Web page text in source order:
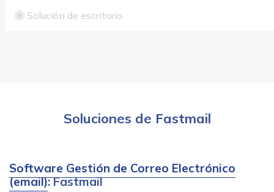
Solución de escritorio
Soluciones de Fastmail
Software Gestión de Correo Electrónico
(email): Fastmail